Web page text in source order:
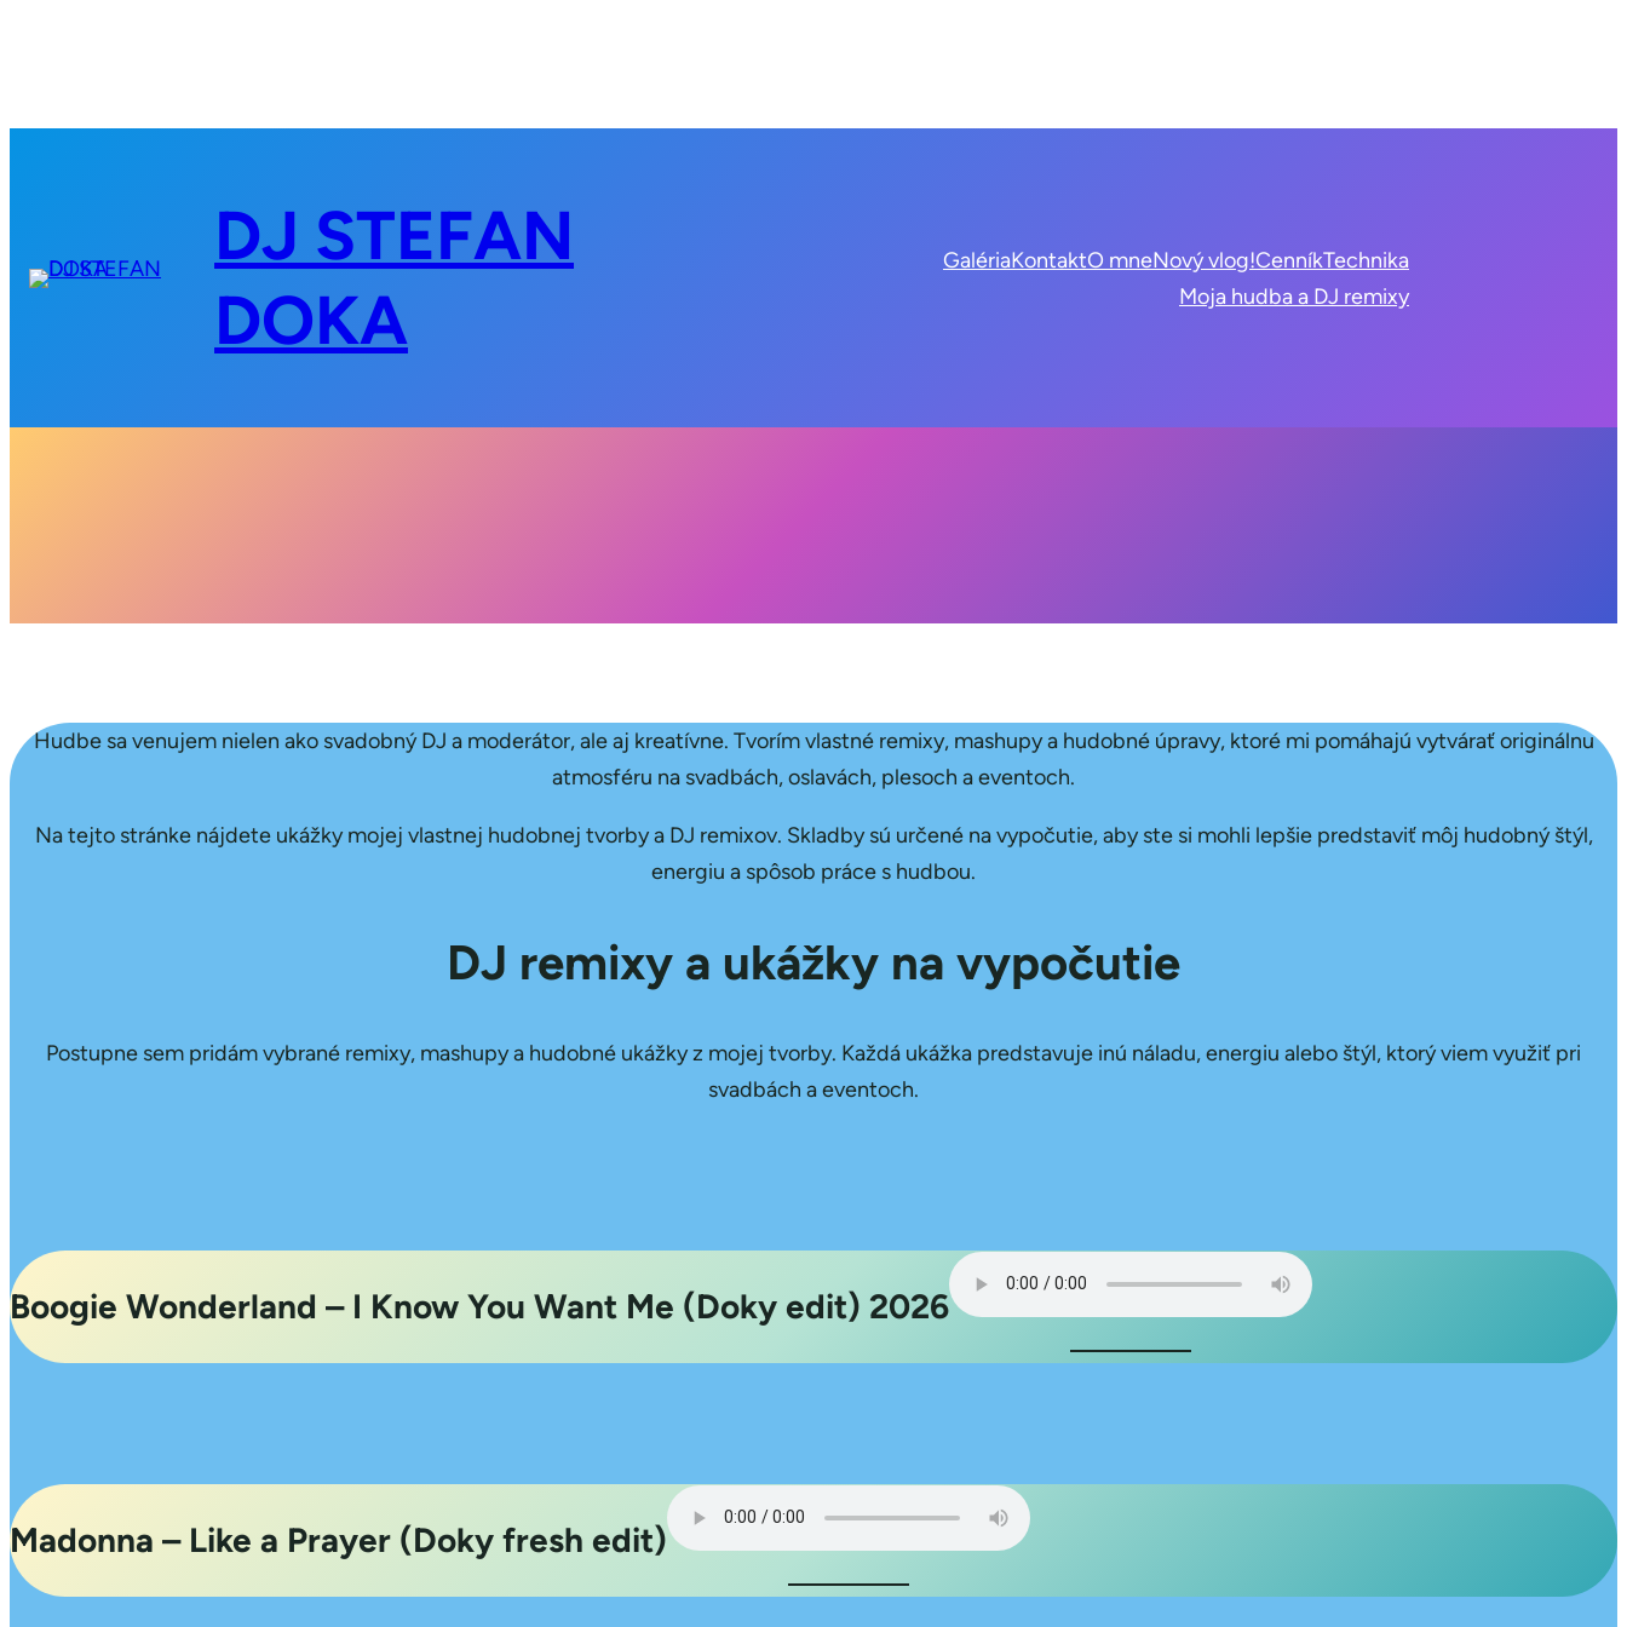
DJ STEFAN
DOKA
GalériaKontaktO mneNový vlog!CenníkTechnika
Moja hudba a DJ remixy
Hudbe sa venujem nielen ako svadobný DJ a moderátor, ale aj kreatívne. Tvorím vlastné remixy, mashupy a hudobné úpravy, ktoré mi pomáhajú vytvárať originálnu
atmosféru na svadbách, oslavách, plesoch a eventoch.
Na tejto stránke nájdete ukážky mojej vlastnej hudobnej tvorby a DJ remixov. Skladby sú určené na vypočutie, aby ste si mohli lepšie predstaviť môj hudobný štýl,
energiu a spôsob práce s hudbou.
DJ remixy a ukážky na vypočutie
Postupne sem pridám vybrané remixy, mashupy a hudobné ukážky z mojej tvorby. Každá ukážka predstavuje inú náladu, energiu alebo štýl, ktorý viem využiť pri
svadbách a eventoch.
Boogie Wonderland – I Know You Want Me (Doky edit) 2026
Madonna – Like a Prayer (Doky fresh edit)